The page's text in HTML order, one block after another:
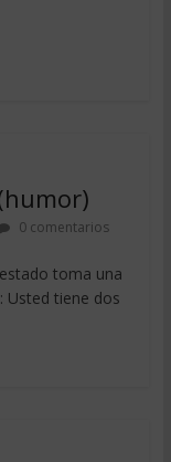
0 comentarios
toma una
Usted tiene dos